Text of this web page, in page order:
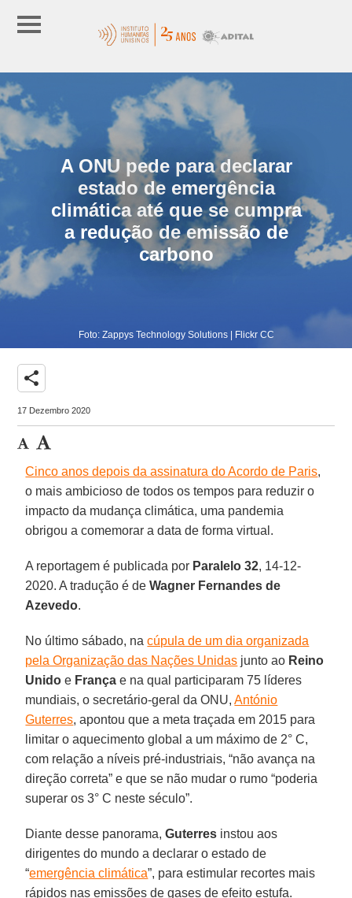
A ONU pede para declarar
estado de emergência
climática até que se cumpra
a redução de emissão de
carbono
Foto: Zappys Technology Solutions | Flickr CC
share
17 Dezembro 2020
Cinco anos depois da assinatura do Acordo de Paris,
o mais ambicioso de todos os tempos para reduzir o
impacto da mudança climática, uma pandemia
obrigou a comemorar a data de forma virtual.
A reportagem é publicada por Paralelo 32, 14-12-
2020. A tradução é deWagner Fernandes de
Azevedo.
No último sábado, nacúpula de um dia organizada
pela Organização das Nações Unidas junto ao Reino
Unido e França e na qual participaram 75 líderes
mundiais, o secretário-geral da ONU,António
Guterres, apontou que a meta traçada em 2015 para
limitar o aquecimento global a um máximo de 2° C,
com relação a níveis pré-industriais, “não avança na
direção correta” e que se não mudar o rumo “poderia
superar os 3° C neste século”.
Diante desse panorama,Guterres instou aos
dirigentes do mundo a declarar o estado de
“emergência climática”, para estimular recortes mais
rápidos nas emissões de gases de efeito estufa.